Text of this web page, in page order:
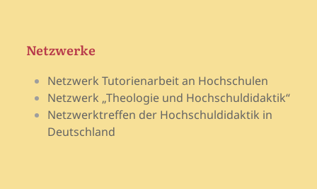
Netzwerke
Netzwerk Tutorienarbeit an Hochschulen
Netzwerk „Theologie und Hochschuldidaktik“
Netzwerktreffen der Hochschuldidaktik in
Deutschland